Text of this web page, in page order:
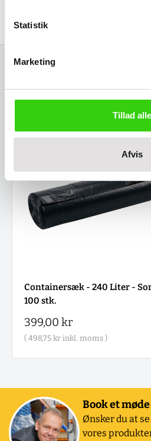
Statistik
Marketing
Tillad alle
Afvis
miljøbevidste købere.
Containersæk - 240 Liter -
100 stk.
Salgspris
399,00 kr
( 498,75 kr inkl. moms )
Book et
Ønsker du at
vores